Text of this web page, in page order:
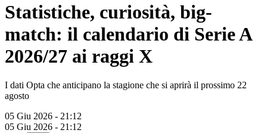
Statistiche, curiosità, big-
match: il calendario di Serie A
2026/27 ai raggi X
I dati Opta che anticipano la stagione che si aprirà il prossimo 22
agosto
05 Giu 2026 - 21:12
05 Giu 2026 - 21:12